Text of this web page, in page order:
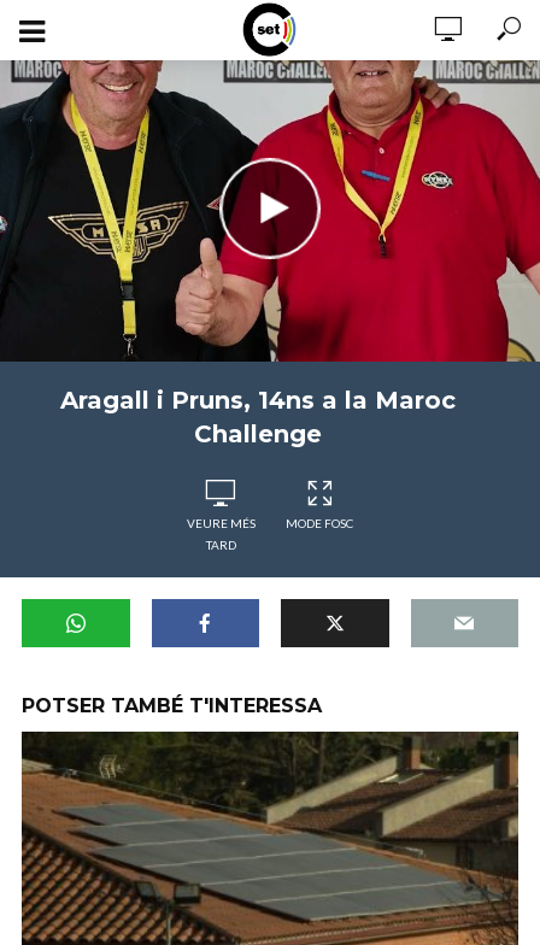
Aragall i Pruns, 14ns a la Maroc
Challenge
VEURE MÉS
TARD
MODE FOSC
POTSER TAMBÉ T'INTERESSA